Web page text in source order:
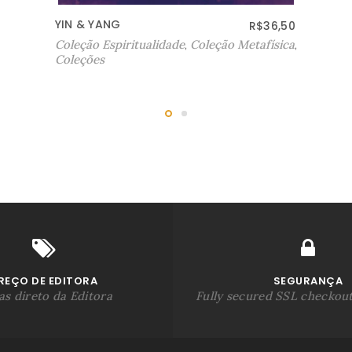
DINHEIRO & ARQUÉTIPO R$29,50
Coleção Metafísica,Coleções
DE EDITORA
direto da Editora
SEGURANÇA
Fully secured SSL